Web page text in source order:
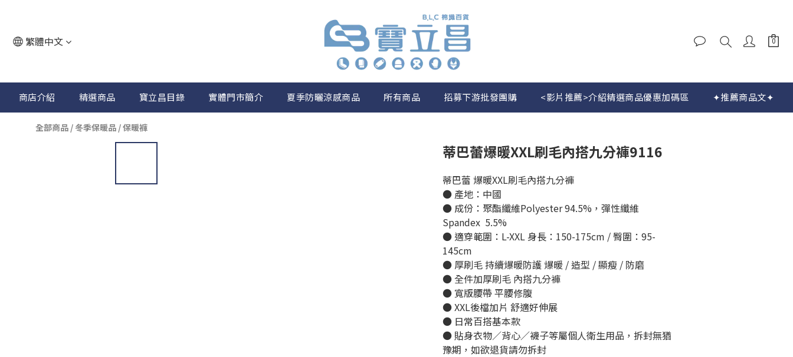
繁體中文
商店介紹 精選商品 寶立昌目錄 實體門市簡介 夏季防曬涼感商品 所有商品 招募下游批發團購 <影片推薦>介紹精選商品優惠加碼區 ✦推薦商品文✦
全部商品 / 冬季保暖品 /保暖褲
蒂巴蕾爆暖XXL刷毛內搭九分褲9116
蒂巴蕾 爆暖XXL刷毛內搭九分褲
● 產地：中國
● 成份：聚酯纖維Polyester 94.5%，彈性纖維
Spandex  5.5%
● 適穿範圍：L-XXL 身長：150-175cm / 臀圍：95-
145cm
● 厚刷毛 持續爆暖防護 爆暖 / 造型 / 顯瘦 / 防磨
● 全件加厚刷毛 內搭九分褲
● 寬版腰帶 平腰修腹
● XXL後檔加片 舒適好伸展
● 日常百搭基本款
● 貼身衣物／背心／襪子等屬個人衛生用品，拆封無猶
豫期，如欲退貨請勿拆封
立即購買